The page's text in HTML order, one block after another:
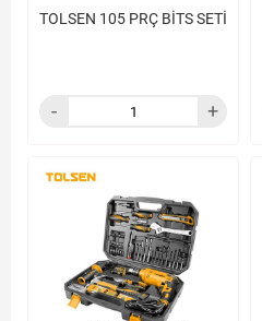
TOLSEN 105 PRÇ BİTS SETİ